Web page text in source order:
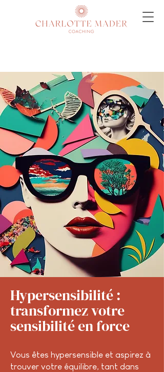
Hypersensibilité :
transformez votre
sensibilité en force
Vous êtes hypersensible et aspirez à
trouver votre équilibre, tant dans